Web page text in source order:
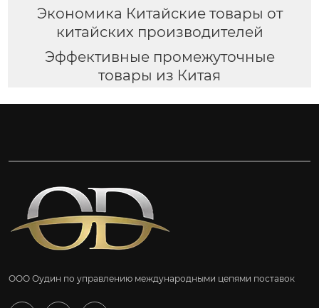
Экономика Китайские товары от
китайских производителей
Эффективные промежуточные
товары из Китая
ООО Оудин по управлению международными цепями поставок